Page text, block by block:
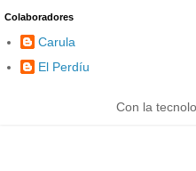
Colaboradores
Carula
El Perdíu
Con la